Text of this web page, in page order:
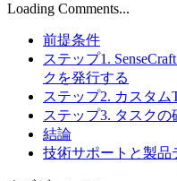
Loading Comments...
前提条件
ステップ1.
クを発行する
ステップ2. カスタ
ステップ3. タスク
結論
技術サポートと製品